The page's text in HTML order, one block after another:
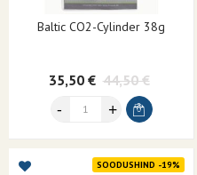
Baltic CO2-Cylinder 38g
35,50 € 44,50 €
SOODUSHIND -19%